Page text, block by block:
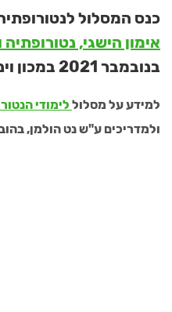
כנס המסלול
אימון הישגי,
בנובמבר 2021 במכון וינגייט.
למידע על מסלול לימודי
ולמדריכים ע"ש נט הולמן,